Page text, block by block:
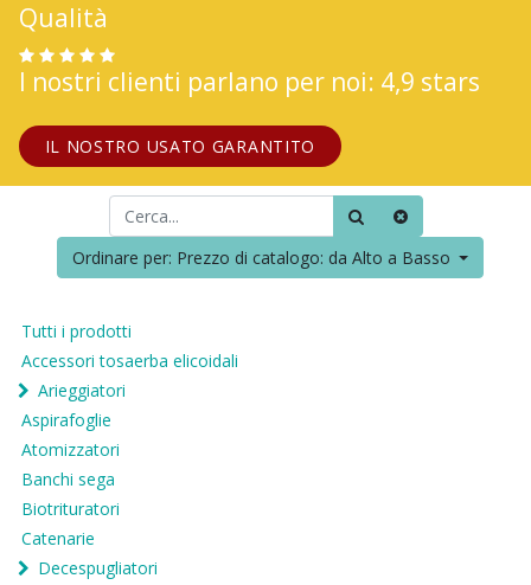
Qualità
I nostri clienti parlano per noi: 4,9 stars
IL NOSTRO USATO GARANTITO
Ordinare per: Prezzo di catalogo: da Alto a Basso
Tutti i prodotti
Accessori tosaerba elicoidali
Arieggiatori
Aspirafoglie
Atomizzatori
Banchi sega
Biotrituratori
Catenarie
Decespugliatori